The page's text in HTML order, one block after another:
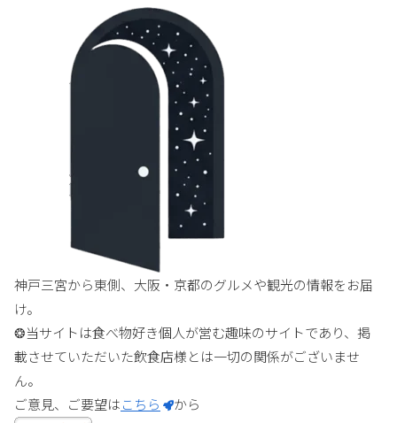
神戸三宮から東側、大阪・京都のグルメや観光の情報をお届
け。
❂当サイトは食べ物好き個人が営む趣味のサイトであり、掲
載させていただいた飲食店様とは一切の関係がございませ
ん。
ご意見、ご要望はこちら
から